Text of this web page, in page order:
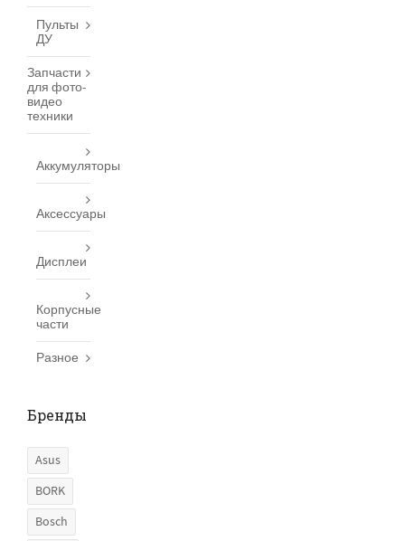
Пульты
ДУ
Запчасти
для фото-
видео
техники
Аккумуляторы
Аксессуары
Дисплеи
Корпусные
части
Разное
Бренды
Asus
BORK
Bosch